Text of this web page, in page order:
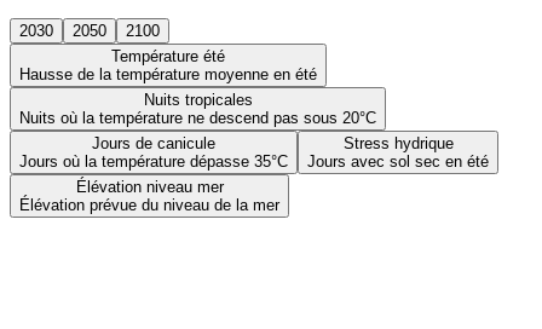
2030 2050
2100
Température été
Hausse de la température moyenne en été
Nuits tropicales
Nuits où la température ne descend pas sous 20°C
Jours de canicule
Jours où la température dépasse 35°C
Stress hydrique
Jours avec sol sec en été
Élévation niveau mer
Élévation prévue du niveau de la mer